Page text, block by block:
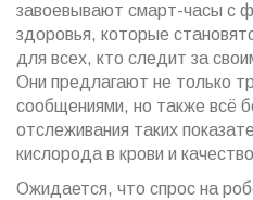
завоевывают смарт-часы с
здоровья, которые
для всех, кто следит за
Они предлагают не только
сообщениями, но также всё
отслеживания таких
кислорода в крови и
Ожидается, что спрос на